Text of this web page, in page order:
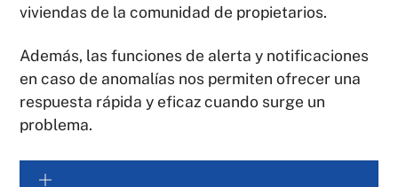
viviendas de la comunidad de propietarios.
Además, las funciones de alerta y notificaciones
en caso de anomalías nos permiten ofrecer una
respuesta rápida y eficaz cuando surge un
problema.